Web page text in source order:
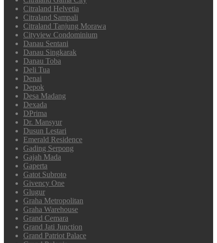
Citraland Helvetia
Citraland Sampali
Citraland Tanjung Morawa
Cityview Condominium
Danau Sentani
Danau Singkarak
Danau Toba
Deli Tua
Denai
Depok
Desa Madang
Dexada
DPrima
Dr. Mansyur
Dusun Lestari
Emerald Residence
Gading Serpong
Gajah Mada
Gaperta
Gatot Subroto
Givency One
Glugur
Graha Metropolitan
Graha Warehouse
Grand Cemara
Grand Jati Junction
Grand Patriot Palace